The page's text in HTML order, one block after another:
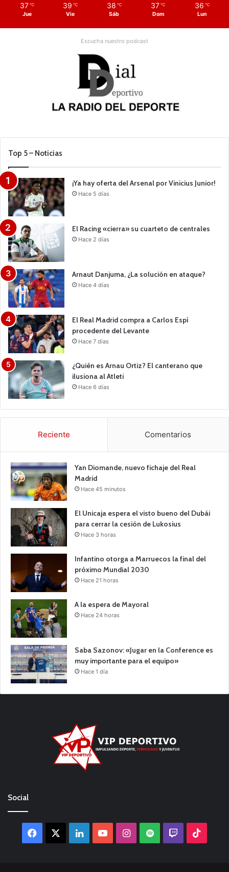
37 ℃
Jue
39 ℃
Vie
38 ℃
Sáb
37 ℃
Dom
36 ℃
Lun
Escucha nuestro podcast
Top 5 – Noticias
¡Ya hay oferta del Arsenal por Vinicius Junior!
Hace 5 días
El Racing «cierra» su cuarteto de centrales
Hace 2 días
Arnaut Danjuma, ¿La solución en ataque?
Hace 4 días
El Real Madrid compra a Carlos Espí
procedente del Levante
Hace 7 días
¿Quién es Arnau Ortiz? El canterano que
ilusiona al Atleti
Hace 6 días
Reciente Comentarios
Yan Diomande, nuevo fichaje del Real
Madrid
Hace 45 minutos
El Unicaja espera el visto bueno del Dubái
para cerrar la cesión de Lukosius
Hace 3 horas
Infantino otorga a Marruecos la final del
próximo Mundial 2030
Hace 21 horas
A la espera de Mayoral
Hace 24 horas
Saba Sazonov: «Jugar en la Conference es
muy importante para el equipo»
Hace 1 día
Social
Facebook LinkedInYouTubeInstagram
Spotify Twitch